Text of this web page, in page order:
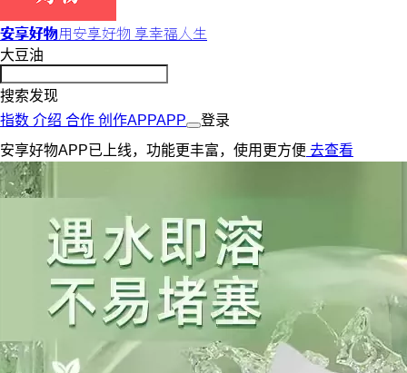
安享好物用安享好物 享幸福人生
大豆油
搜索发现
指数 介绍 合作 创作APPAPP
登录
安享好物APP已上线，功能更丰富，使用更方便 去查看